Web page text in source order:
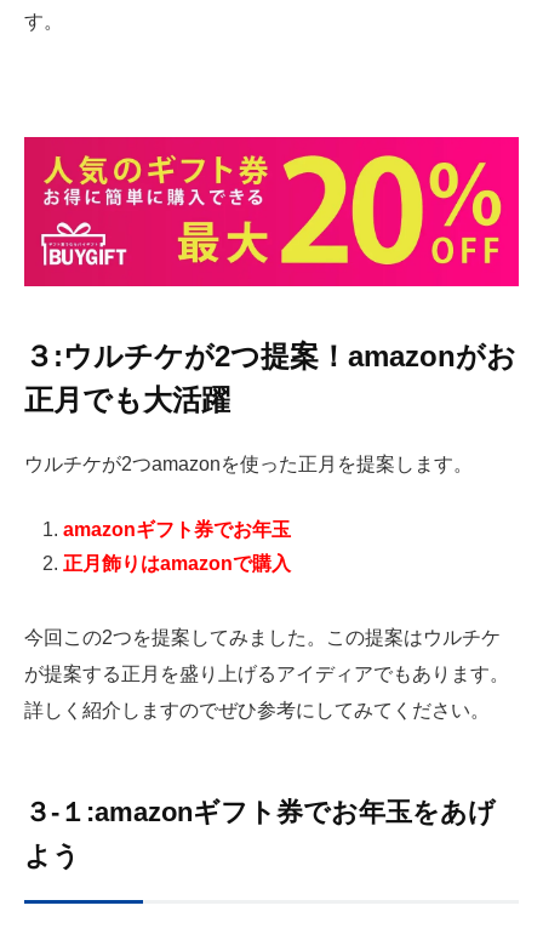
す。
３:ウルチケが2つ提案！amazonがお
正月でも大活躍
ウルチケが2つamazonを使った正月を提案します。
amazonギフト券でお年玉
正月飾りはamazonで購入
今回この2つを提案してみました。この提案はウルチケ
が提案する正月を盛り上げるアイディアでもあります。
詳しく紹介しますのでぜひ参考にしてみてください。
３-１:amazonギフト券でお年玉をあげ
よう